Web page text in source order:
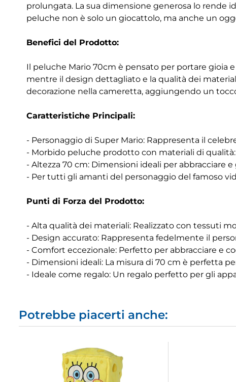
prolungata. La sua dimensione generosa lo rende
peluche non è solo un giocattolo, ma anche un
Benefici del Prodotto:
Il peluche Mario 70cm è pensato per portare gioia
mentre il design dettagliato e la qualità dei
decorazione nella cameretta, aggiungendo un
Caratteristiche Principali:
- Personaggio di Super Mario: Rappresenta il
- Morbido peluche prodotto con materiali di
- Altezza 70 cm: Dimensioni ideali per abbracciare e
- Per tutti gli amanti del personaggio del famoso
Punti di Forza del Prodotto:
- Alta qualità dei materiali: Realizzato con tessuti
- Design accurato: Rappresenta fedelmente il
- Comfort eccezionale: Perfetto per abbracciare e
- Dimensioni ideali: La misura di 70 cm è perfetta
- Ideale come regalo: Un regalo perfetto per gli
Potrebbe piacerti anche: